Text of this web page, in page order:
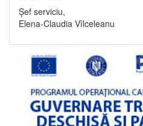
Șef serviciu,
Elena-Claudia Vîlceleanu